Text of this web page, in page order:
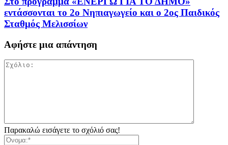
εντάσσονται το 2ο Νηπιαγωγείο και ο 2ος Παιδικός
Σταθμός Μελισσίων
Αφήστε μια απάντηση
Παρακαλώ εισάγετε το σχόλιό σας!